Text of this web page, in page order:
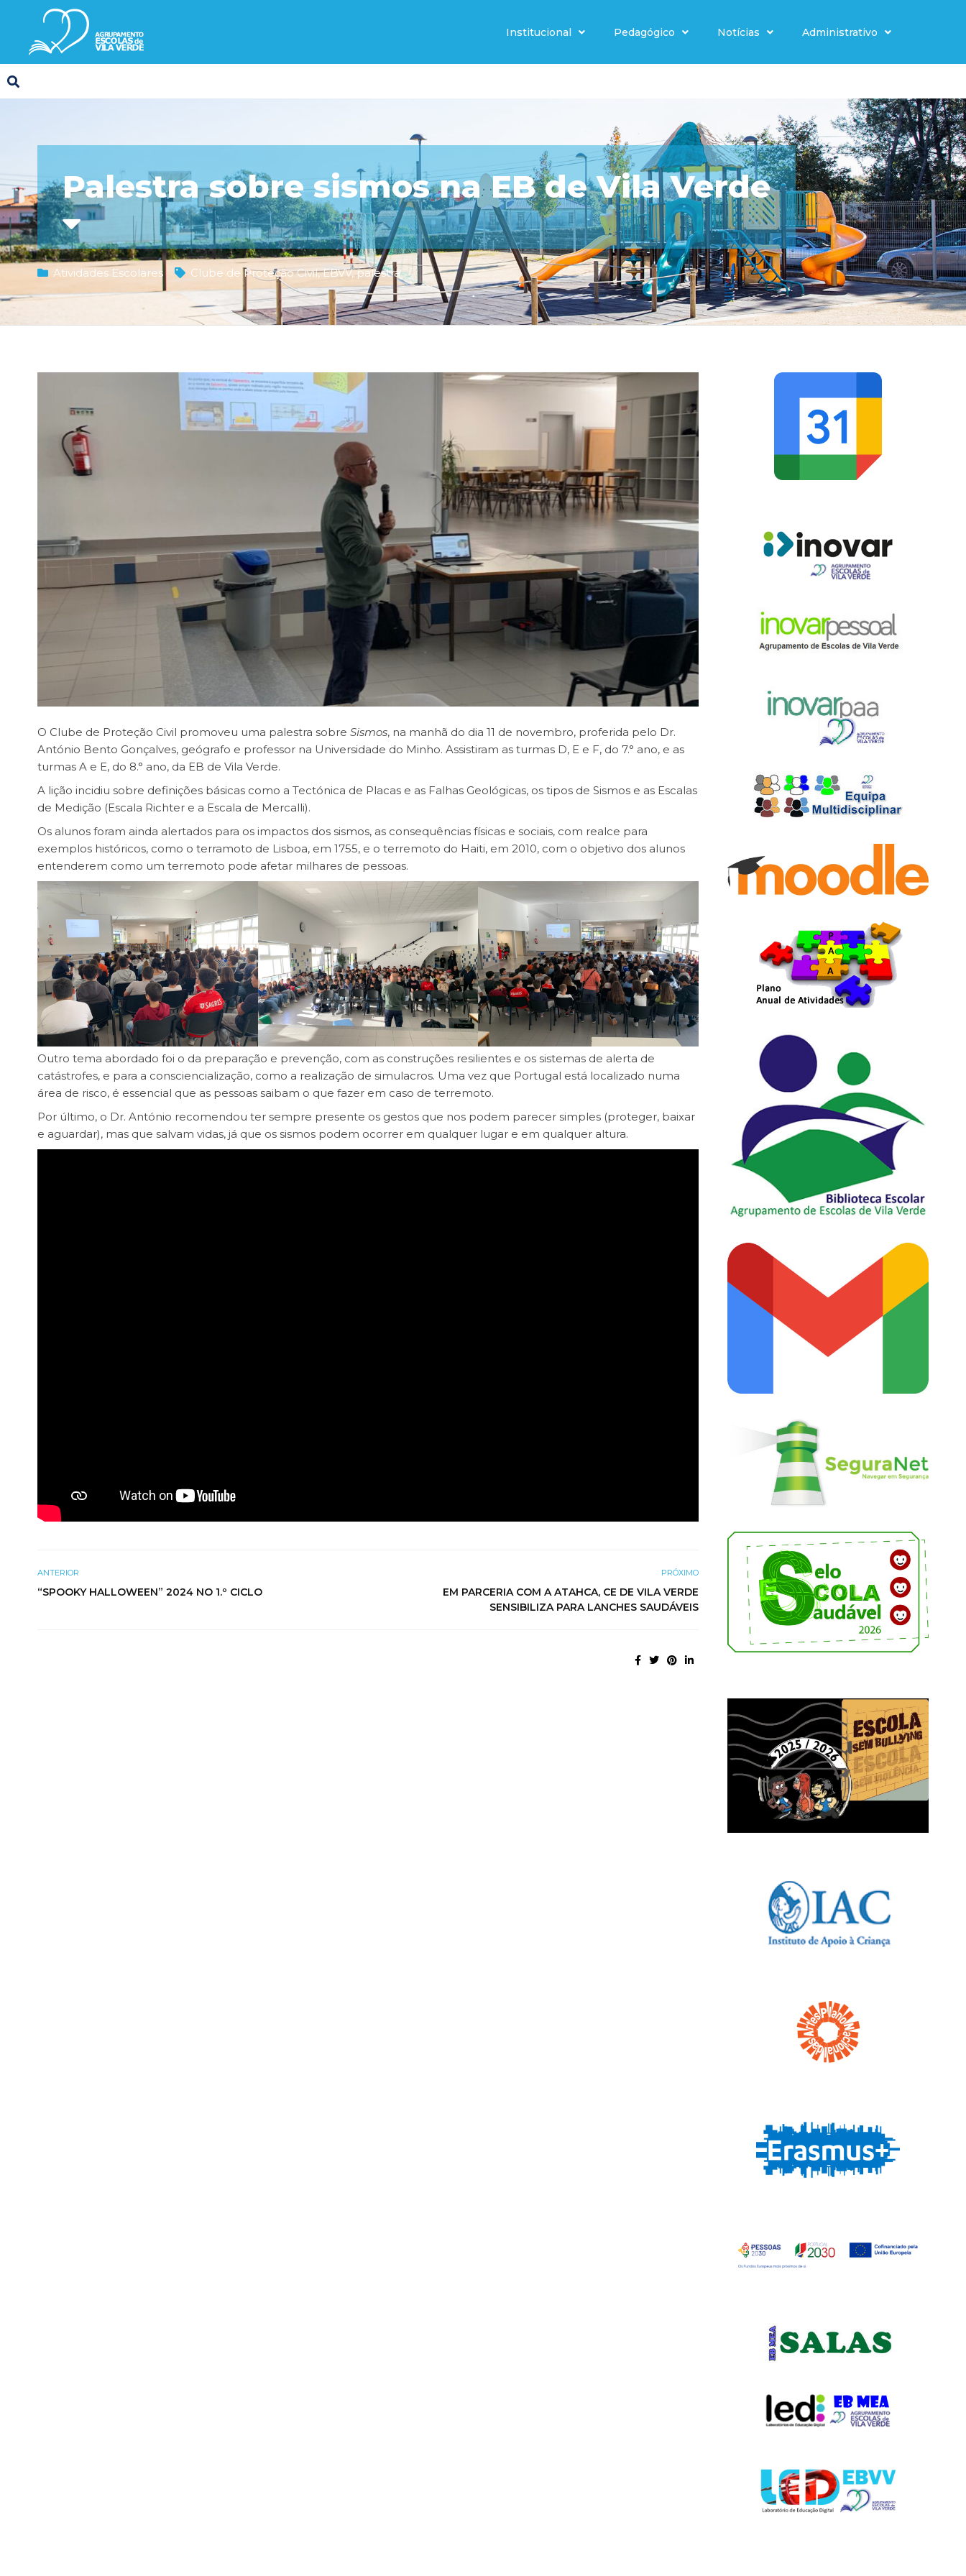
Institucional Pedagógico Notícias Administrativo
Palestra sobre sismos na EB de Vila Verde
Atividades Escolares Clube de Proteção Civil,EBVV,palestra
O Clube de Proteção Civil promoveu uma palestra sobre Sismos, na manhã do dia 11 de novembro, proferida pelo Dr.
António Bento Gonçalves, geógrafo e professor na Universidade do Minho. Assistiram as turmas D, E e F, do 7.° ano, e as
turmas A e E, do 8.° ano, da EB de Vila Verde.
A lição incidiu sobre definições básicas como a Tectónica de Placas e as Falhas Geológicas, os tipos de Sismos e as Escalas
de Medição (Escala Richter e a Escala de Mercalli).
Os alunos foram ainda alertados para os impactos dos sismos, as consequências físicas e sociais, com realce para
exemplos históricos, como o terramoto de Lisboa, em 1755, e o terremoto do Haiti, em 2010, com o objetivo dos alunos
entenderem como um terremoto pode afetar milhares de pessoas.
Outro tema abordado foi o da preparação e prevenção, com as construções resilientes e os sistemas de alerta de
catástrofes, e para a consciencialização, como a realização de simulacros. Uma vez que Portugal está localizado numa
área de risco, é essencial que as pessoas saibam o que fazer em caso de terremoto.
Por último, o Dr. António recomendou ter sempre presente os gestos que nos podem parecer simples (proteger, baixar
e aguardar), mas que salvam vidas, já que os sismos podem ocorrer em qualquer lugar e em qualquer altura.
ANTERIOR
“SPOOKY HALLOWEEN” 2024 NO 1.º CICLO
PRÓXIMO
EM PARCERIA COM A ATAHCA, CE DE VILA VERDE
SENSIBILIZA PARA LANCHES SAUDÁVEIS